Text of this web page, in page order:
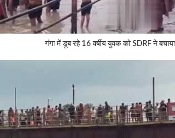
गंगा में डूब रहे 16 वर्षीय युवक को SDRF ने